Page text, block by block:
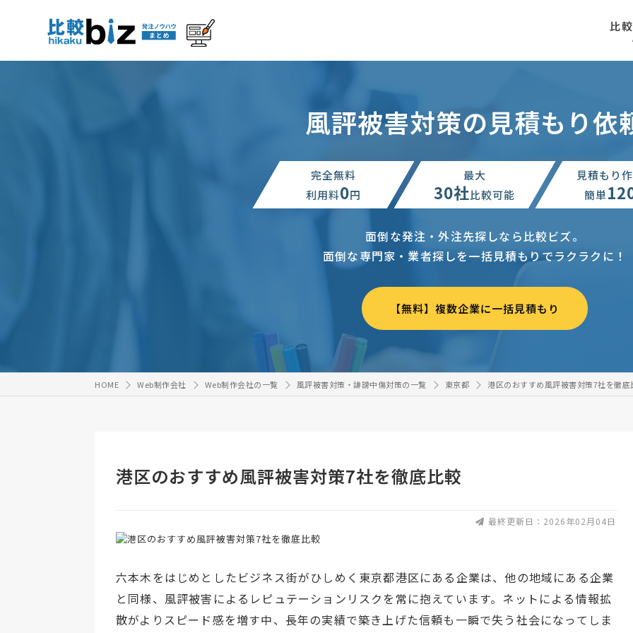
比
風評被害対策の見積もり依
完全無料
利用料0円
最大
30社比較可能
見積もり
簡単
面倒な発注・外注先探しなら比較ビズ。
面倒な専門家・業者探しを一括見積もりでラクラクに！
【無料】複数企業に一括見積もり
HOME Web制作会社 Web制作会社の一覧 風評被害対策・誹謗中傷対策の一覧 東京都 港区のおすすめ風評被害対策7社を徹底
港区のおすすめ風評被害対策7社を徹底比較
最終更新日：2026年02月04日
六本木をはじめとしたビジネス街がひしめく東京都港区にある企業は、他の地域にある企業
と同様、風評被害によるレピュテーションリスクを常に抱えています。ネットによる情報拡
散がよりスピード感を増す中、長年の実績で築き上げた信頼も一瞬で失う社会になってしま